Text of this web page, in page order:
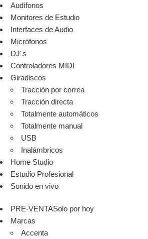
Audífonos
Monitores de Estudio
Interfaces de Audio
Micrófonos
DJ´s
Controladores MIDI
Giradiscos
Tracción por correa
Tracción directa
Totalmente automáticos
Totalmente manual
USB
Inalámbricos
Home Studio
Estudio Profesional
Sonido en vivo
PRE-VENTASolo por hoy
Marcas
Accenta